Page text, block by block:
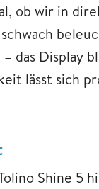
ob wir in
– das Display
lässt sich
Shine 5